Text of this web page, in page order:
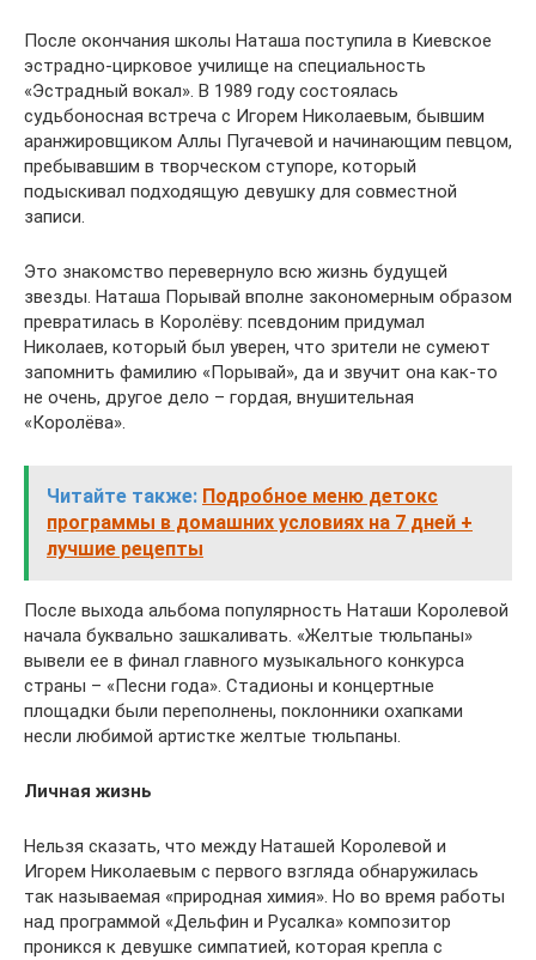
После окончания школы Наташа поступила в Киевское
эстрадно-цирковое училище на специальность
«Эстрадный вокал». В 1989 году состоялась
судьбоносная встреча с Игорем Николаевым, бывшим
аранжировщиком Аллы Пугачевой и начинающим певцом,
пребывавшим в творческом ступоре, который
подыскивал подходящую девушку для совместной
записи.
Это знакомство перевернуло всю жизнь будущей
звезды. Наташа Порывай вполне закономерным образом
превратилась в Королёву: псевдоним придумал
Николаев, который был уверен, что зрители не сумеют
запомнить фамилию «Порывай», да и звучит она как-то
не очень, другое дело – гордая, внушительная
«Королёва».
Читайте также: Подробное меню детокс
программы в домашних условиях на 7 дней +
лучшие рецепты
После выхода альбома популярность Наташи Королевой
начала буквально зашкаливать. «Желтые тюльпаны»
вывели ее в финал главного музыкального конкурса
страны – «Песни года». Стадионы и концертные
площадки были переполнены, поклонники охапками
несли любимой артистке желтые тюльпаны.
Личная жизнь
Нельзя сказать, что между Наташей Королевой и
Игорем Николаевым с первого взгляда обнаружилась
так называемая «природная химия». Но во время работы
над программой «Дельфин и Русалка» композитор
проникся к девушке симпатией, которая крепла с